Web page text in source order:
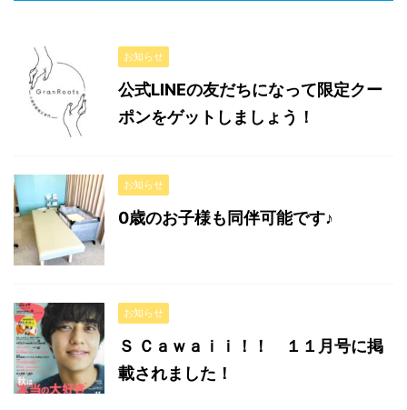
お知らせ
公式LINEの友だちになって限定クー
ポンをゲットしましょう！
お知らせ
0歳のお子様も同伴可能です♪
お知らせ
Ｓ Ｃａｗａｉｉ！！ １１月号に掲
載されました！